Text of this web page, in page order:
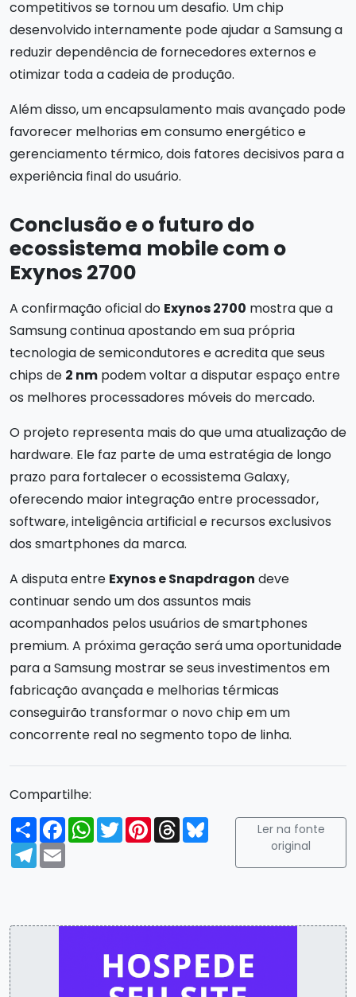
competitivos se tornou um desafio. Um chip
desenvolvido internamente pode ajudar a Samsung a
reduzir dependência de fornecedores externos e
otimizar toda a cadeia de produção.
Além disso, um encapsulamento mais avançado pode
favorecer melhorias em consumo energético e
gerenciamento térmico, dois fatores decisivos para a
experiência final do usuário.
Conclusão e o futuro do
ecossistema mobile com o
Exynos 2700
A confirmação oficial do Exynos 2700 mostra que a
Samsung continua apostando em sua própria
tecnologia de semicondutores e acredita que seus
chips de 2 nm podem voltar a disputar espaço entre
os melhores processadores móveis do mercado.
O projeto representa mais do que uma atualização de
hardware. Ele faz parte de uma estratégia de longo
prazo para fortalecer o ecossistema Galaxy,
oferecendo maior integração entre processador,
software, inteligência artificial e recursos exclusivos
dos smartphones da marca.
A disputa entre Exynos e Snapdragon deve
continuar sendo um dos assuntos mais
acompanhados pelos usuários de smartphones
premium. A próxima geração será uma oportunidade
para a Samsung mostrar se seus investimentos em
fabricação avançada e melhorias térmicas
conseguirão transformar o novo chip em um
concorrente real no segmento topo de linha.
Compartilhe:
Compartilhar
FacebookWhatsApp
TwitterPinterest
ThreadsBluesky
Telegram
Email
Ler na fonte
original